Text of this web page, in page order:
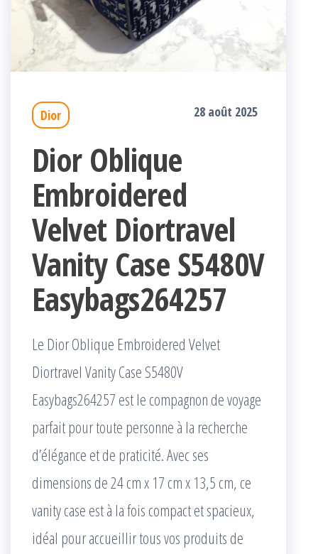
Dior 28 août 2025
Dior Oblique
Embroidered
Velvet Diortravel
Vanity Case S5480V
Easybags264257
Le Dior Oblique Embroidered Velvet
Diortravel Vanity Case S5480V
Easybags264257 est le compagnon de voyage
parfait pour toute personne à la recherche
d’élégance et de praticité. Avec ses
dimensions de 24 cm x 17 cm x 13,5 cm, ce
vanity case est à la fois compact et spacieux,
idéal pour accueillir tous vos produits de